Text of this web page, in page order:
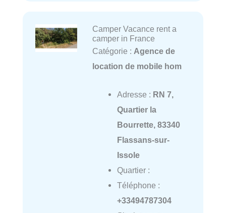
Camper Vacance rent a
camper in France
Catégorie : Agence de
location de mobile hom
Adresse : RN 7,
Quartier la
Bourrette, 83340
Flassans-sur-
Issole
Quartier :
Téléphone :
+33494787304